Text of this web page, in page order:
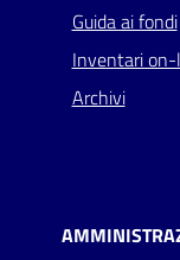
Guida ai fondi
Inventari
Archivi